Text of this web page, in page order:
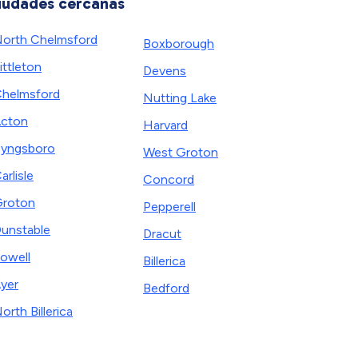
Chelmsford
Billerica
Boxborough
Devens
Nutting Lake
Harvard
West Groton
Concord
Pepperell
Dracut
Billerica
Bedford